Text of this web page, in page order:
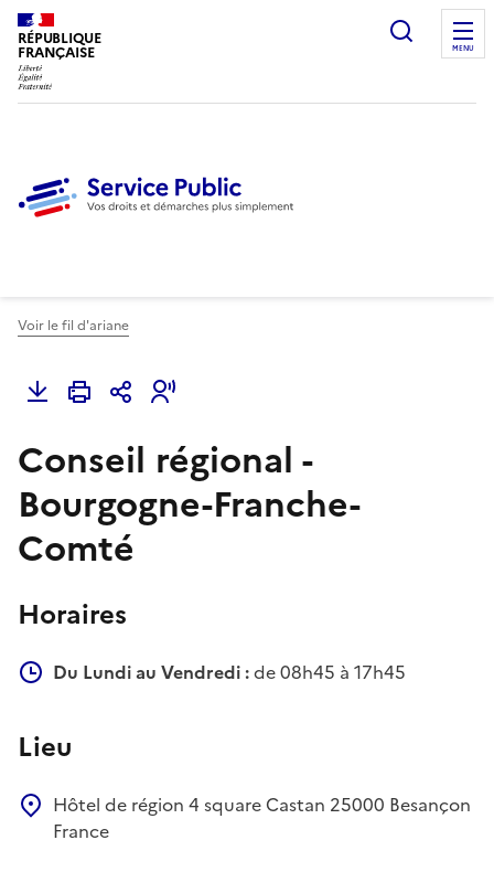
RÉPUBLIQUE
FRANÇAISE
Ouvrir
MENU
Voir le fil d'ariane
Conseil régional -
Bourgogne-Franche-
Comté
Horaires
Du Lundi au Vendredi :de 08h45 à 17h45
Lieu
Hôtel de région 4 square Castan 25000 Besançon
France